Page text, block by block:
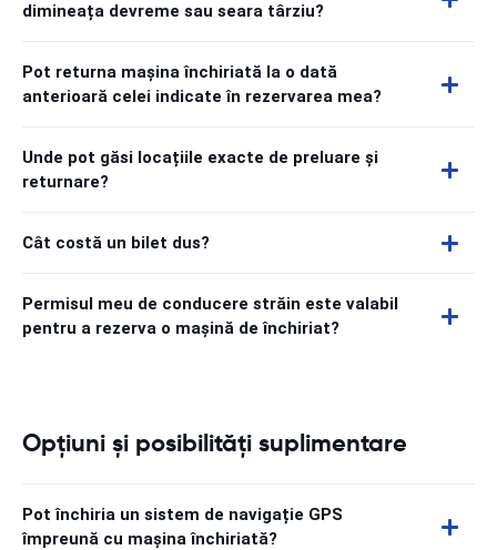
dimineața devreme sau seara târziu?
Pot returna mașina închiriată la o dată
anterioară celei indicate în rezervarea mea?
Unde pot găsi locațiile exacte de preluare și
returnare?
Cât costă un bilet dus?
Permisul meu de conducere străin este valabil
pentru a rezerva o mașină de închiriat?
Opțiuni și posibilități suplimentare
Pot închiria un sistem de navigație GPS
împreună cu mașina închiriată?